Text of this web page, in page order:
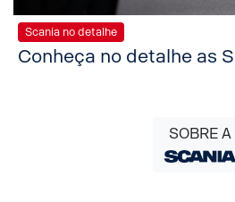
Scania no detalhe
Conheça no detalhe as
SOBRE A